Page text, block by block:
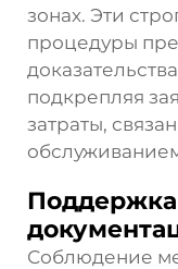
зонах. Эти
процедуры
подкрепляя
затраты,
Соблюдение